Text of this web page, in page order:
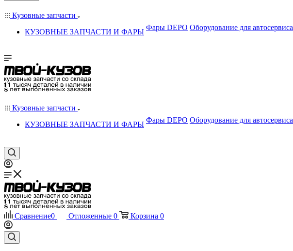
Кузовные запчасти
КУЗОВНЫЕ ЗАПЧАСТИ И ФАРЫ
Фары DEPO Оборудование для автосервиса
Кузовные запчасти
КУЗОВНЫЕ ЗАПЧАСТИ И ФАРЫ
Фары DEPO Оборудование для автосервиса
Сравнение0 Отложенные 0 Корзина 0